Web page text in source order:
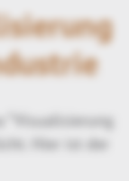
“Visualisierung
Hier ist der